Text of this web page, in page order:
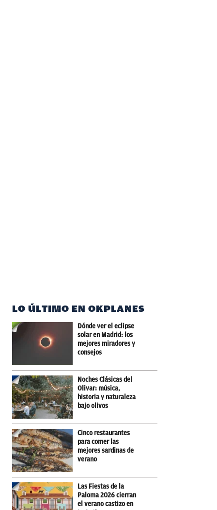
LO ÚLTIMO EN OKPLANES
Dónde ver el eclipse
solar en Madrid: los
mejores miradores y
consejos
Noches Clásicas del
Olivar: música,
historia y naturaleza
bajo olivos
Cinco restaurantes
para comer las
mejores sardinas de
verano
Las Fiestas de la
Paloma 2026 cierran
el verano castizo en